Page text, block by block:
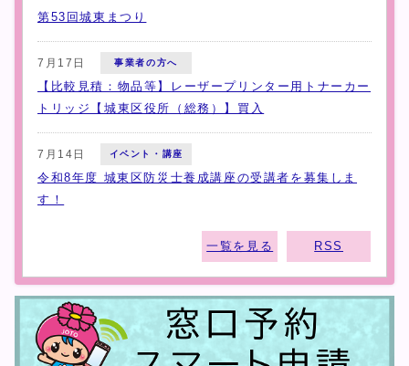
第53回城東まつり
7月17日 事業者の方へ
【比較見積：物品等】レーザープリンター用トナーカー
トリッジ【城東区役所（総務）】買入
7月14日 イベント・講座
令和8年度 城東区防災士養成講座の受講者を募集しま
す！
一覧を見る RSS
城東区からのお知らせ